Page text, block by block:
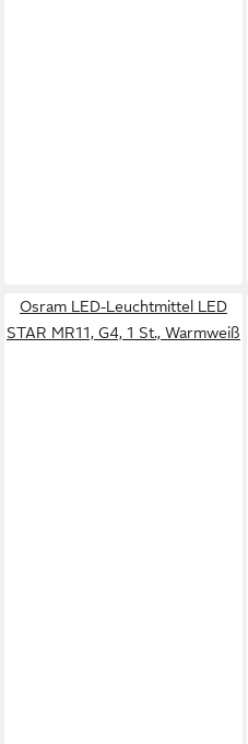
Osram LED-Leuchtmittel LED
STAR MR11, G4, 1 St., Warmweiß